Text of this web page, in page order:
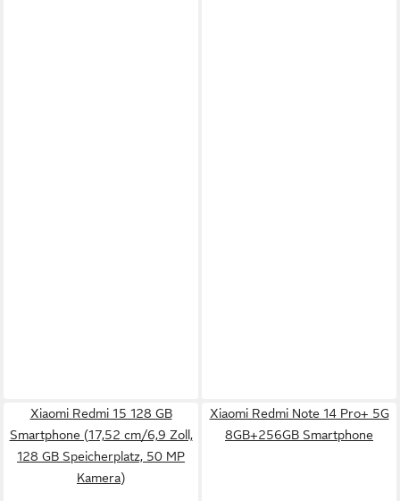
Xiaomi Redmi 15 128 GB
Smartphone (17,52 cm/6,9 Zoll,
128 GB Speicherplatz, 50 MP
Kamera)
Xiaomi Redmi Note 14 Pro+ 5G
8GB+256GB Smartphone